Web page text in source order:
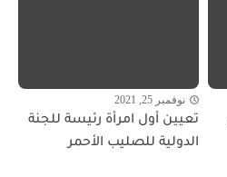
نوفمبر 25, 2021
تعيين أول امرأة رئيسة للجنة
الدولية للصليب الأحمر